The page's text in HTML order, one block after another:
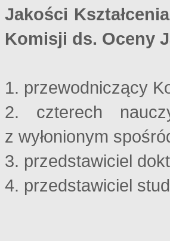
Jakości
Komisji ds. Oceny
1. przewodniczący
2. czterech
z wyłonionym
3. przedstawiciel
4. przedstawiciel